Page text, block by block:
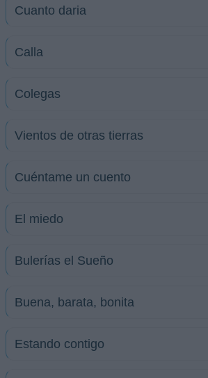
Cuanto daria
Calla
Colegas
Vientos de otras tierras
Cuéntame un cuento
El miedo
Bulerías el Sueño
Buena, barata, bonita
Estando contigo